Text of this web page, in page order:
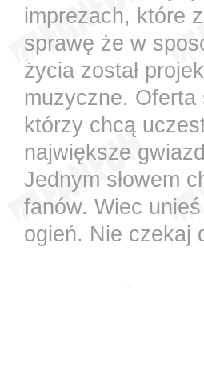
imprezach, które
sprawę że w
życia został
muzyczne.
którzy chcą
największe
Jednym słowem
fanów. Wiec
ogień. Nie czekaj